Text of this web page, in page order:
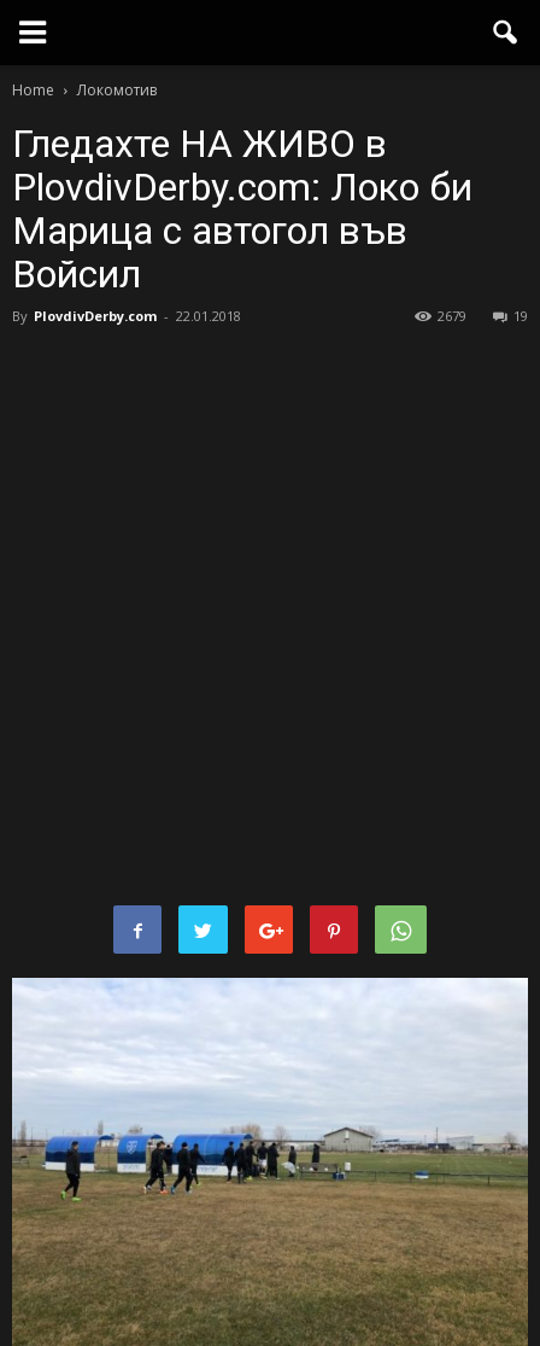
Home Локомотив
Гледахте НА ЖИВО в
PlovdivDerby.com: Локо би
Марица с автогол във
Войсил
By PlovdivDerby.com - 22.01.2018 19
2679